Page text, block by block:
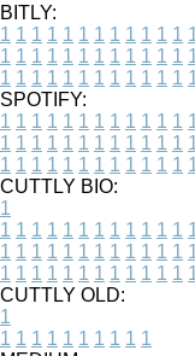
BITLY:
1 1 1 1 1 1 1 1 1 1 1 1
1 1 1 1 1 1 1 1 1 1 1 1
1 1 1 1 1 1 1 1 1 1 1 1
SPOTIFY:
1 1 1 1 1 1 1 1 1 1 1 1
1 1 1 1 1 1 1 1 1 1 1 1
1 1 1 1 1 1 1 1 1 1 1 1
CUTTLY BIO:
1
1 1 1 1 1 1 1 1 1 1 1 1
1 1 1 1 1 1 1 1 1 1 1 1
1 1 1 1 1 1 1 1 1 1 1 1
CUTTLY OLD:
1
1 1 1 1 1 1 1 1 1 1